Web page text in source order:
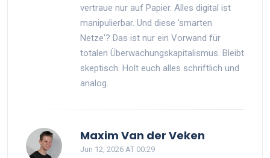
vertraue nur auf Papier. Alles digital ist
manipulierbar. Und diese 'smarten
Netze'? Das ist nur ein Vorwand für
totalen Überwachungskapitalismus. Bleibt
skeptisch. Holt euch alles schriftlich und
analog.
Maxim Van der Veken
Jun 12, 2026 AT 00:29